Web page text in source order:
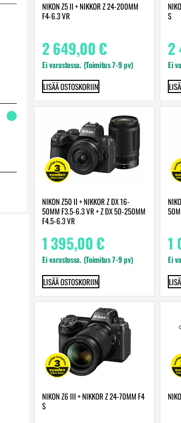
NIKON Z5 II + NIKKOR Z 24-200MM
F4-6.3 VR
2 649,00€
Ei varastossa. (Toimitus 7-9 pv)
LISÄÄ OSTOSKORIIN
S
2
Ei
NIKON Z50 II + NIKKOR Z DX 16-
50MM F3.5-6.3 VR + Z DX 50-250MM
F4.5-6.3 VR
1 395,00€
Ei varastossa. (Toimitus 7-9 pv)
LISÄÄ OSTOSKORIIN
1
Ei
NIKON Z6 III + NIKKOR Z 24-70MM F4
S